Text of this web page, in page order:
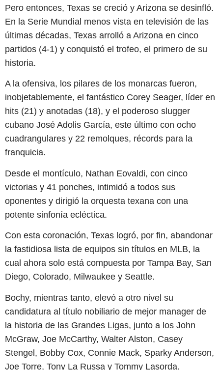
Pero entonces, Texas se creció y Arizona se desinfló.
En la Serie Mundial menos vista en televisión de las
últimas décadas, Texas arrolló a Arizona en cinco
partidos (4-1) y conquistó el trofeo, el primero de su
historia.
A la ofensiva, los pilares de los monarcas fueron,
inobjetablemente, el fantástico Corey Seager, líder en
hits (21) y anotadas (18), y el poderoso slugger
cubano José Adolis García, este último con ocho
cuadrangulares y 22 remolques, récords para la
franquicia.
Desde el montículo, Nathan Eovaldi, con cinco
victorias y 41 ponches, intimidó a todos sus
oponentes y dirigió la orquesta texana con una
potente sinfonía ecléctica.
Con esta coronación, Texas logró, por fin, abandonar
la fastidiosa lista de equipos sin títulos en MLB, la
cual ahora solo está compuesta por Tampa Bay, San
Diego, Colorado, Milwaukee y Seattle.
Bochy, mientras tanto, elevó a otro nivel su
candidatura al título nobiliario de mejor manager de
la historia de las Grandes Ligas, junto a los John
McGraw, Joe McCarthy, Walter Alston, Casey
Stengel, Bobby Cox, Connie Mack, Sparky Anderson,
Joe Torre, Tony La Russa y Tommy Lasorda.